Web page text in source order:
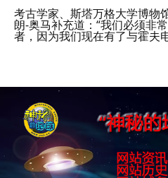
考古学家、斯塔万格大学博物
朗-奥马补充道：“我们必须非
者，因为我们现在有了与霍夫